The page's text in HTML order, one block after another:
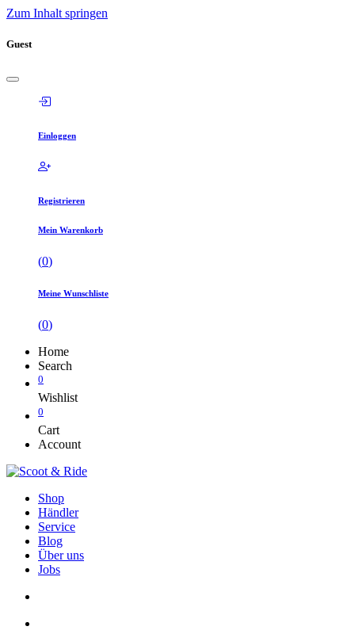
Zum Inhalt springen
Guest
Einloggen
Registrieren
Mein Warenkorb
(0)
Meine Wunschliste
(0)
Home
Search
0
Wishlist
0
Cart
Account
Shop
Händler
Service
Blog
Über uns
Jobs